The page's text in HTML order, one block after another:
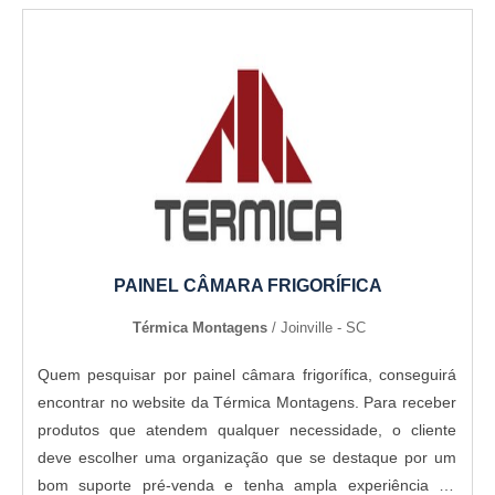
PAINEL CÂMARA FRIGORÍFICA
Térmica Montagens / Joinville - SC
Quem pesquisar por painel câmara frigorífica, conseguirá
encontrar no website da Térmica Montagens. Para receber
produtos que atendem qualquer necessidade, o cliente
deve escolher uma organização que se destaque por um
bom suporte pré-venda e tenha ampla experiência no